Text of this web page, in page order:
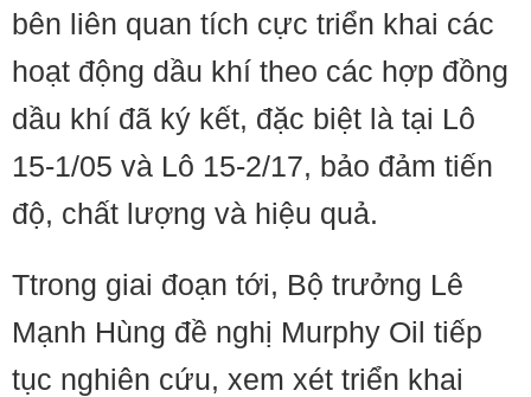
bên liên quan tích cực triển khai các
hoạt động dầu khí theo các hợp đồng
dầu khí đã ký kết, đặc biệt là tại Lô
15-1/05 và Lô 15-2/17, bảo đảm tiến
độ, chất lượng và hiệu quả.
Ttrong giai đoạn tới, Bộ trưởng Lê
Mạnh Hùng đề nghị Murphy Oil tiếp
tục nghiên cứu, xem xét triển khai